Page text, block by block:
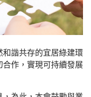
諧共存的宜居綠建環
作，實現可持續發展